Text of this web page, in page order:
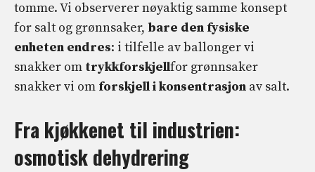
tomme. Vi observerer nøyaktig samme konsept
for salt og grønnsaker, bare den fysiske
enheten endres: i tilfelle av ballonger vi
snakker om trykkforskjellfor grønnsaker
snakker vi om forskjell i konsentrasjon av salt.
Fra kjøkkenet til industrien:
osmotisk dehydrering